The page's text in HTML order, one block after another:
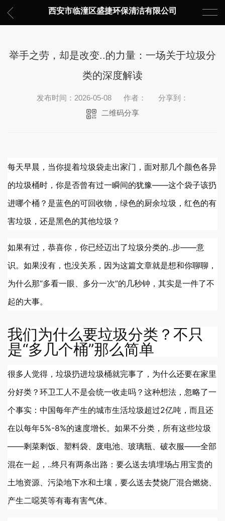
西安市临潼区盛捷环保清洁有限公司
举手之劳，却是改变..的力量：一场关于垃圾分
类的深度解读
发布时间：2026-05-08 作者：
分享到：
二维码分享
每天早晨，当你提着垃圾袋走出家门，面对那几个颜色各异
的垃圾桶时，你是否曾有过一瞬间的犹豫——这个袋子该扔
进哪个桶？是蓝色的可回收物，绿色的厨余垃圾，红色的有
害垃圾，还是黑色的其他垃圾？
如果有过，恭喜你，你已经迈出了垃圾分类的..步——意
识。如果没有，也没关系，因为这篇文章就是想和你聊聊，
为什么那“多看一眼、多分一次”的几秒钟，其实是一件了不
起的大事。
我们为什么要垃圾分类？不只
是“多几个桶”那么简单
很多人觉得，垃圾扔进垃圾桶就完事了，为什么还要在家里
分好类？环卫工人不是会统一收走吗？这种想法，忽略了一
个事实：中国每年产生的城市生活垃圾超过2亿吨，而且还
在以每年5%-8%的速度增长。如果不分类，所有这些垃圾
——剩菜剩饭、塑料袋、废电池、玻璃瓶、破衣服——全部
混在一起，..终只有两条出路：要么送去填埋场占用宝贵的
土地资源、污染地下水和土壤，要么送去焚烧厂混合燃烧、
产生二噁英等有毒有害气体。